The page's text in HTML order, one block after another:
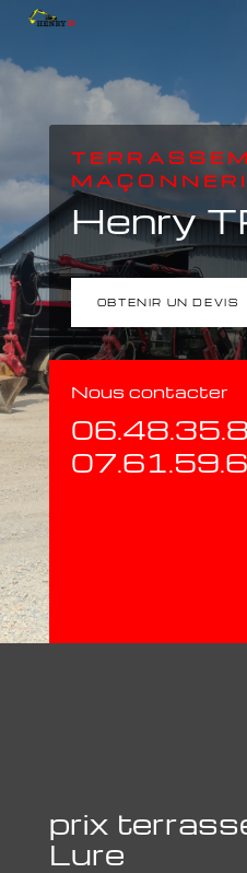
Henry
OBTENIR UN DEVIS
Nous contacter
prix
Lure